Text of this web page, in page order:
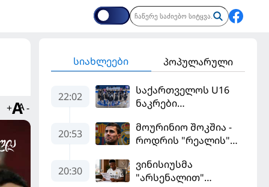
+ -
სიახლეები პოპულარული
22:02
საქართველოს U16
ნაკრები
ფინალურ ეტაპზე – A
დივიზიონში
20:53
მოურინიო შოკშია -
როდრის "რეალის"
და "ბარსელონაში"
გადადის
20:30
ვინისიუსმა
"არსენალით"